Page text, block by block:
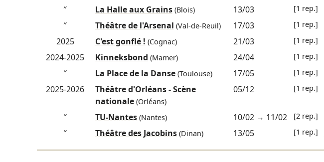
″ La Halle aux Grains(Blois) 13/03 [1 rep.]
″ Théâtre de l'Arsenal (Val-de-Reuil) 17/03 [1 rep.]
2025 C'est gonflé ! (Cognac) 21/03 [1 rep.]
2024-2025
Kinneksbond (Mamer) 24/04 [1 rep.]
″ La Place de la Danse(Toulouse) 17/05 [1 rep.]
2025-2026
Théâtre d'Orléans - Scène
nationale(Orléans)
05/12 [1 rep.]
″ TU-Nantes(Nantes) 10/02→ 11/02 [2 rep.]
″ Théâtre des Jacobins(Dinan) 13/05 [1 rep.]